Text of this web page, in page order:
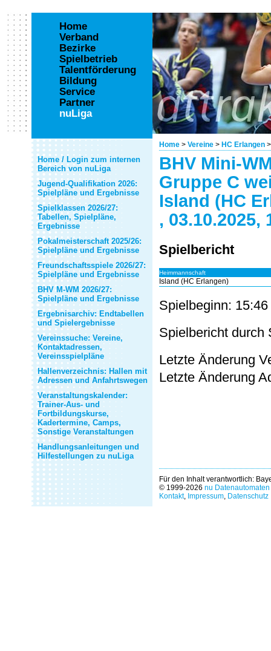
Home > Vereine > HC Erlangen
Home
Verband
Bezirke
Spielbetrieb
Talentförderung
Bildung
Service
Partner
nuLiga
Home / Login zum internen
Bereich von nuLiga
Jugend-Qualifikation 2026:
Spielpläne und Ergebnisse
Spielklassen 2026/27:
Tabellen, Spielpläne,
Ergebnisse
Pokalmeisterschaft 2025/26:
Spielpläne und Ergebnisse
Freundschaftsspiele 2026/27:
Spielpläne und Ergebnisse
BHV M-WM 2026/27:
Spielpläne und Ergebnisse
Ergebnisarchiv: Endtabellen
und Spielergebnisse
Vereinssuche: Vereine,
Kontaktadressen,
Vereinsspielpläne
Hallenverzeichnis: Hallen mit
Adressen und Anfahrtswegen
Veranstaltungskalender:
Trainer-Aus- und
Fortbildungskurse,
Kadertermine, Camps,
Sonstige Veranstaltungen
Handlungsanleitungen und
Hilfestellungen zu nuLiga
BHV Mini-
Gruppe C
Island (HC
, 03.10.2025,
Spielbericht
Heimmannschaft
Island (HC Erlangen)
Spielbeginn:
Spielbericht durch
Letzte Änderung
Letzte Änderung
Für den Inhalt verantwortlich:
© 1999-2026 nu
Kontakt, Impressum, Datenschutz